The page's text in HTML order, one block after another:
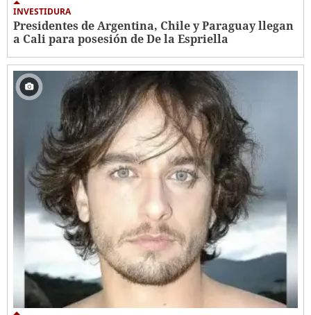
INVESTIDURA
Presidentes de Argentina, Chile y Paraguay llegan
a Cali para posesión de De la Espriella